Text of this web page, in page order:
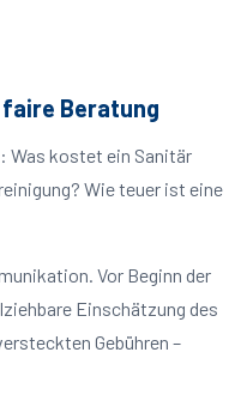
Beratung
Was kostet ein Sanitär
Wie teuer ist eine
Vor Beginn der
Einschätzung des
Gebühren –